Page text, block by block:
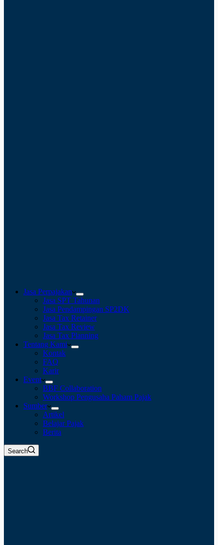
Jasa Perpajakan
Jasa SPT Tahunan
Jasa Pendampingan SP2DK
Jasa Tax Retainer
Jasa Tax Review
Jasa Tax Planning
Tentang Kami
Kontak
FAQ
Karir
Event
BBF Collaboration
Workshop Pengusaha Paham Pajak
Sumber
Artikel
Belajar Pajak
Berita
Search